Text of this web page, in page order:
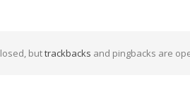
buttrackbacks and pingbacks are